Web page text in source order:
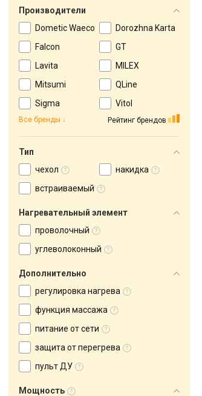
Производители
Dometic Waeco
Dorozhna Karta
Falcon
GT
Lavita
MILEX
Mitsumi
QLine
Sigma
Vitol
Рейтинг брендов
Все бренды
Тип
чехол
накидка
встраиваемый
Нагревательный элемент
проволочный
углеволоконный
Дополнительно
регулировка нагрева
функция массажа
питание от сети
защита от перегрева
пульт ДУ
Мощность